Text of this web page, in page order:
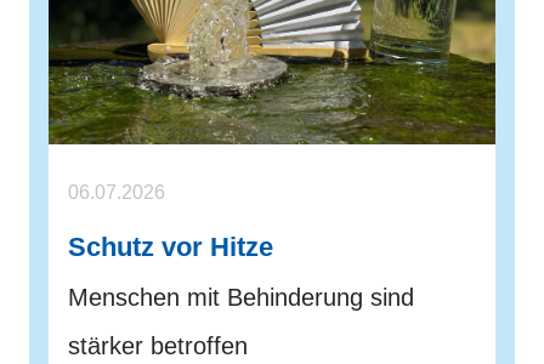
06.07.2026
Schutz vor Hitze
Menschen mit Behinderung sind
stärker betroffen